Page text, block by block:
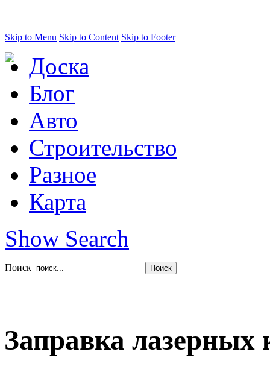
Skip to Menu Skip to Content Skip to Footer
Доска
Блог
Авто
Строительство
Разное
Карта
Show Search
Поиск
Заправка лазерных